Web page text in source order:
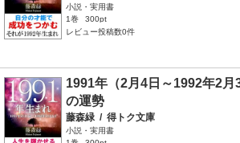
小説・実用書
1巻
300pt
レビュー投稿数0件
1991年（2月4日～1992年2月
の運勢
藤森緑 / 得トク文庫
小説・実用書